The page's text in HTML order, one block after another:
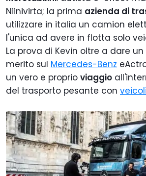
Niinivirta; la prima azienda di
utilizzare in italia un camion
l'unica ad avere in flotta solo
La prova di Kevin oltre a dare
merito sul Mercedes-Benz
un vero e proprio viaggio
del trasporto pesante con